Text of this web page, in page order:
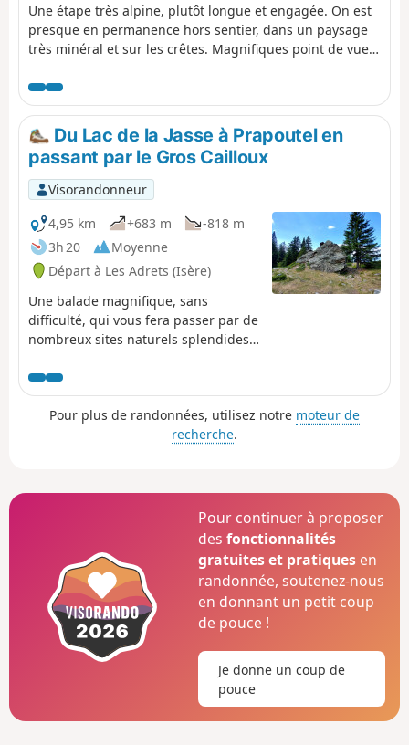
Une étape très alpine, plutôt longue et engagée. On est
presque en permanence hors sentier, dans un paysage
très minéral et sur les crêtes. Magnifiques point de vue
d'Arves et au Nord le versant Sud de la Vanoise.
Du Lac de la Jasse à Prapoutel en
passant par le Gros Cailloux
Visorandonneur
4,95 km
+683 m
-818 m
3h 20
Moyenne
Départ à Les Adrets (Isère)
Une balade magnifique, sans
difficulté, qui vous fera passer par de
nombreux sites naturels splendides,
Grésivaudan et le massif de la
Chartreuse ne vous quittera pas.
Pour plus de randonnées, utilisez notre moteur de
recherche.
Pour continuer à proposer
desfonctionnalités
gratuites et pratiques en
randonnée, soutenez-nous
en donnant un petit coup
de pouce !
Je donne un coup de
pouce